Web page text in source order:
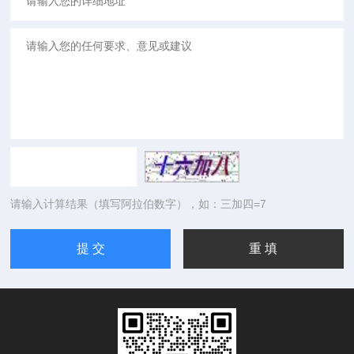
请输入计算结果（填写阿拉伯数字），如：三加四=7